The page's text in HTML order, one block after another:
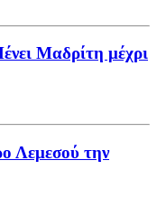
Μαδρίτη μέχρι
Λεμεσού την